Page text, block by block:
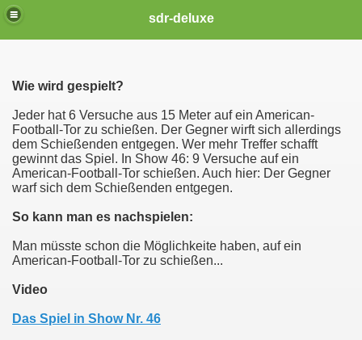
sdr-deluxe
Wie wird gespielt?
Jeder hat 6 Versuche aus 15 Meter auf ein American-
Football-Tor zu schießen. Der Gegner wirft sich allerdings
dem Schießenden entgegen. Wer mehr Treffer schafft
gewinnt das Spiel. In Show 46: 9 Versuche auf ein
American-Football-Tor schießen. Auch hier: Der Gegner
warf sich dem Schießenden entgegen.
So kann man es nachspielen:
Man müsste schon die Möglichkeite haben, auf ein
American-Football-Tor zu schießen...
Video
Das Spiel in Show Nr. 46